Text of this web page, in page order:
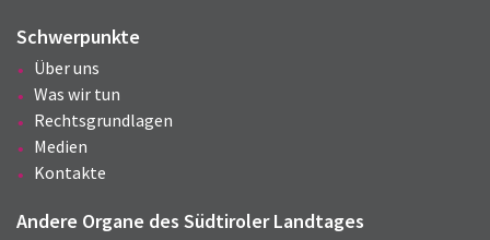
Schwerpunkte
Über uns
Was wir tun
Rechtsgrundlagen
Medien
Kontakte
Andere Organe des Südtiroler Landtages